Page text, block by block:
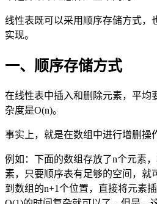
线性表既可以采用顺序存储方式，
实现。
一、顺序存储方式
在线性表中插入和删除元素，平均
杂度是O(n)。
事实上，就是在数组中进行增删操
例如：下面的数组存放了n个元素
素，只要顺序表有足够的空间，就
到数组的n+1个位置，直接将元素